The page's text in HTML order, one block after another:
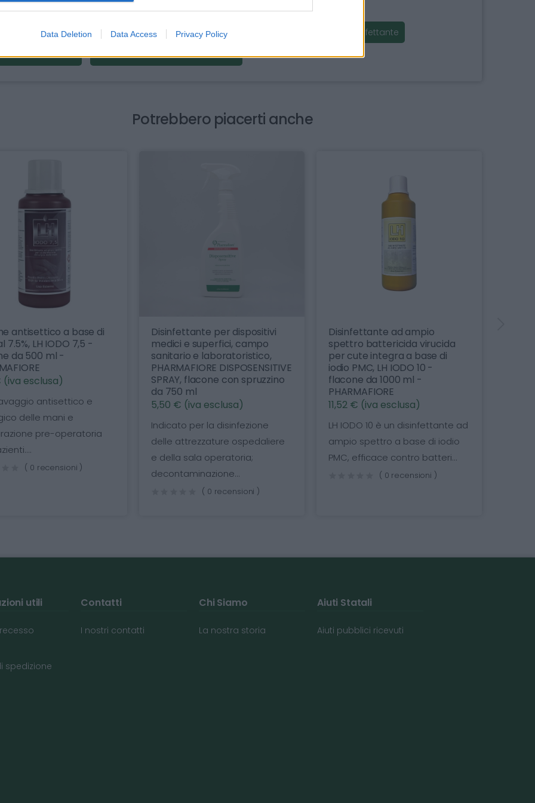
Data Deletion Data Access Privacy Policy
clorexidina clorexidina disinfettante cute
clorexidina soluzione 5
a base di clorexidina
clorexidina alcolica
clorexidina soluzione disinfettante
soluzione
disinfettante cutaneo clorexidina
Potrebbero piacerti anche
antisettico a base di
LH IODO 7,5 -
500 ml -
esclusa)
antisettico e
delle mani e
pre-operatoria
( 0 recensioni )
Disinfettante per dispositivi
medici e superfici, campo
sanitario e laboratoristico,
PHARMAFIORE DISPOSENSITIVE
SPRAY, flacone con spruzzino
da 750 ml
5,50 € (iva esclusa)
Indicato per la disinfezione
delle attrezzature ospedaliere
e della sala operatoria;
decontaminazione...
( 0 recensioni )
Disinfettante ad ampio
spettro battericida virucida
per cute integra a base di
iodio PMC, LH IODO 10 -
flacone da 1000 ml -
PHARMAFIORE
11,52 € (iva esclusa)
LH IODO 10 è un disinfettante ad
ampio spettro a base di iodio
PMC, efficace contro batteri...
( 0 recensioni )
utili
spedizione
Contatti
I nostri contatti
Chi Siamo
La nostra storia
Aiuti Statali
Aiuti pubblici ricevuti